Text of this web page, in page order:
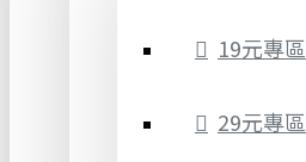
19元專區
29元專區